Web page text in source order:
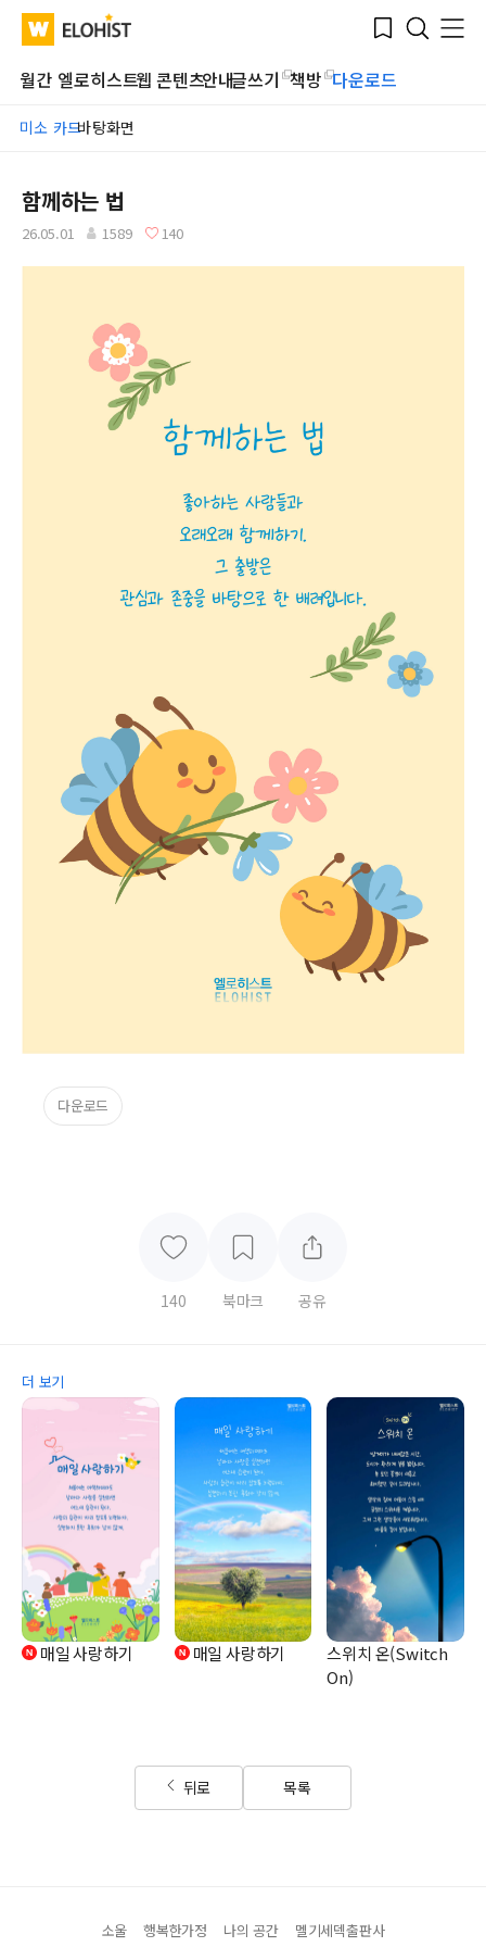
WATV Elohist-
Home
Bookmark
Search
Menu
월간 엘로히스트웹 콘텐츠안내글쓰기 책방 다운로드
미소 카드바탕화면
Submit
함께하는 법
26.05.01 1589 140
다운로드
140 북마크 공유
더 보기
매일 사랑하기 매일 사랑하기
스위치 온(Switch
On)
뒤로 목록
소울 행복한가정 나의 공간 멜기세덱출판사